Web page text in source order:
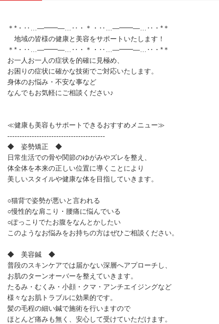
＊*・‥…—━━—…‥・＊・‥…—━━—…‥・*＊
地域の皆様の健康と美容をサポートいたします！
＊*・‥…—━━—…‥・＊・‥…—━━—…‥・*＊
お一人お一人の症状を的確に見極め、
お困りの症状に確かな技術でご対応いたします。
身体のお悩み・不安な事など
なんでもお気軽にご相談ください♪
≪健康も美容もサポートできるおすすめメニュー≫
----------------------------------------
◆ 姿勢矯正 ◆
日常生活での骨や関節のゆがみやズレを整え、
体全体を本来の正しい位置に導くことにより
美しいスタイルや健康な体を目指していきます。
○猫背で姿勢が悪いと言われる
○慢性的な肩こり・腰痛に悩んでいる
○ぽっこりでたお腹をなんとかしたい
このようなお悩みをお持ちの方はぜひご相談ください。
◆ 美容鍼 ◆
普段のスキンケアでは届かない深層へアプローチし、
お肌のターンオーバーを整えていきます。
たるみ・むくみ・小顔・クマ・アンチエイジングなど
様々なお肌トラブルに効果的です。
髪の毛程の細い鍼で施術を行いますので
ほとんど痛みも無く、安心して受けていただけます。